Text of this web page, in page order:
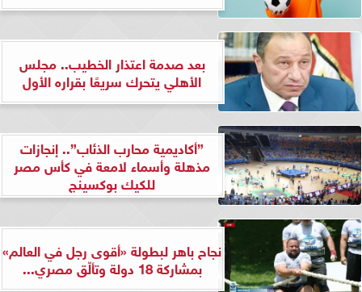
بعد صدمة اعتذار الخطيب.. مجلس
الأهلي يتحرك سريعًا بقراره الأول
”أكاديمية محارب الذئاب”.. إنجازات
مذهلة وأسماء لامعة في كأس مصر
للكيك بوكسينج
نجاح باهر لبطولة «أقوى رجل في العالم»
بمشاركة 18 دولة وتألّق مصري...